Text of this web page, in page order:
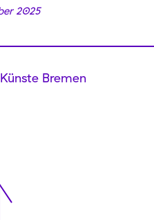
2025
Bremen